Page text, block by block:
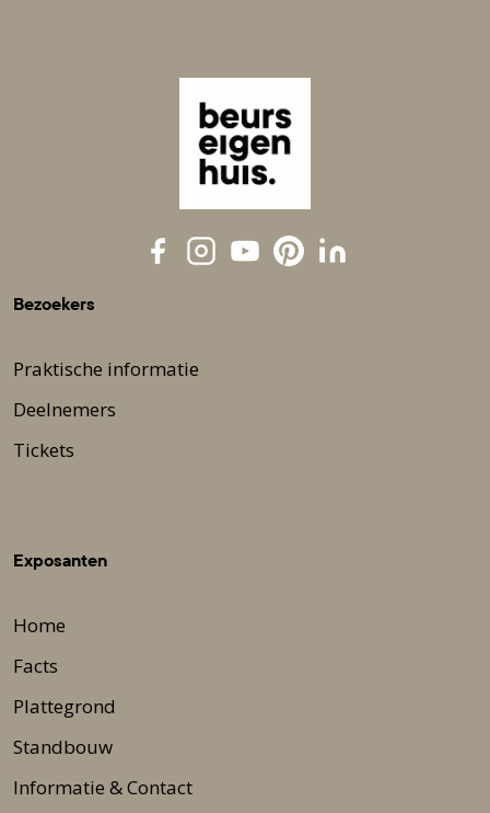
Bezoekers
Praktische informatie
Deelnemers
Tickets
Exposanten
Home
Facts
Plattegrond
Standbouw
Informatie & Contact